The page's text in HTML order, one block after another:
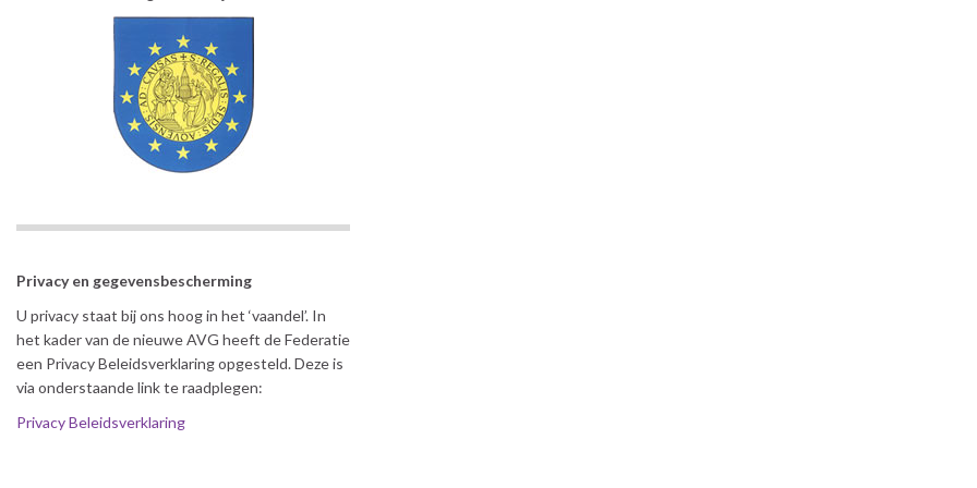
Privacy en gegevensbescherming
U privacy staat bij ons hoog in het ‘vaandel’. In
het kader van de nieuwe AVG heeft de Federatie
een Privacy Beleidsverklaring opgesteld. Deze is
via onderstaande link te raadplegen:
Privacy Beleidsverklaring